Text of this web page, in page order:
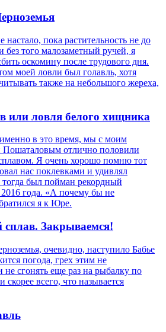
настало, пока растительность не до
без того малозаметный ручей, я
оскомину после трудового дня.
моей ловли был голавль, хотя
также на небольшого жереха,
или ловля белого хищника
в это время, мы с моим
отлично половили
Я очень хорошо помню тот
нас поклевками и удивлял
тогда был пойман рекордный
2016 года. «А почему бы не
я к Юре.
сплав. Закрываемся!
очевидно, наступило Бабье
погода, грех этим не
не сгонять еще раз на рыбалку по
всего, что называется